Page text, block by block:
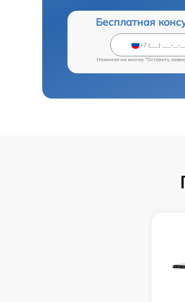
Бесплатная
Нажимая на кнопку "Оставить